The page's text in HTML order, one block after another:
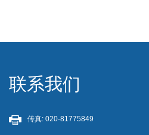
联系我们
传真: 020-81775849